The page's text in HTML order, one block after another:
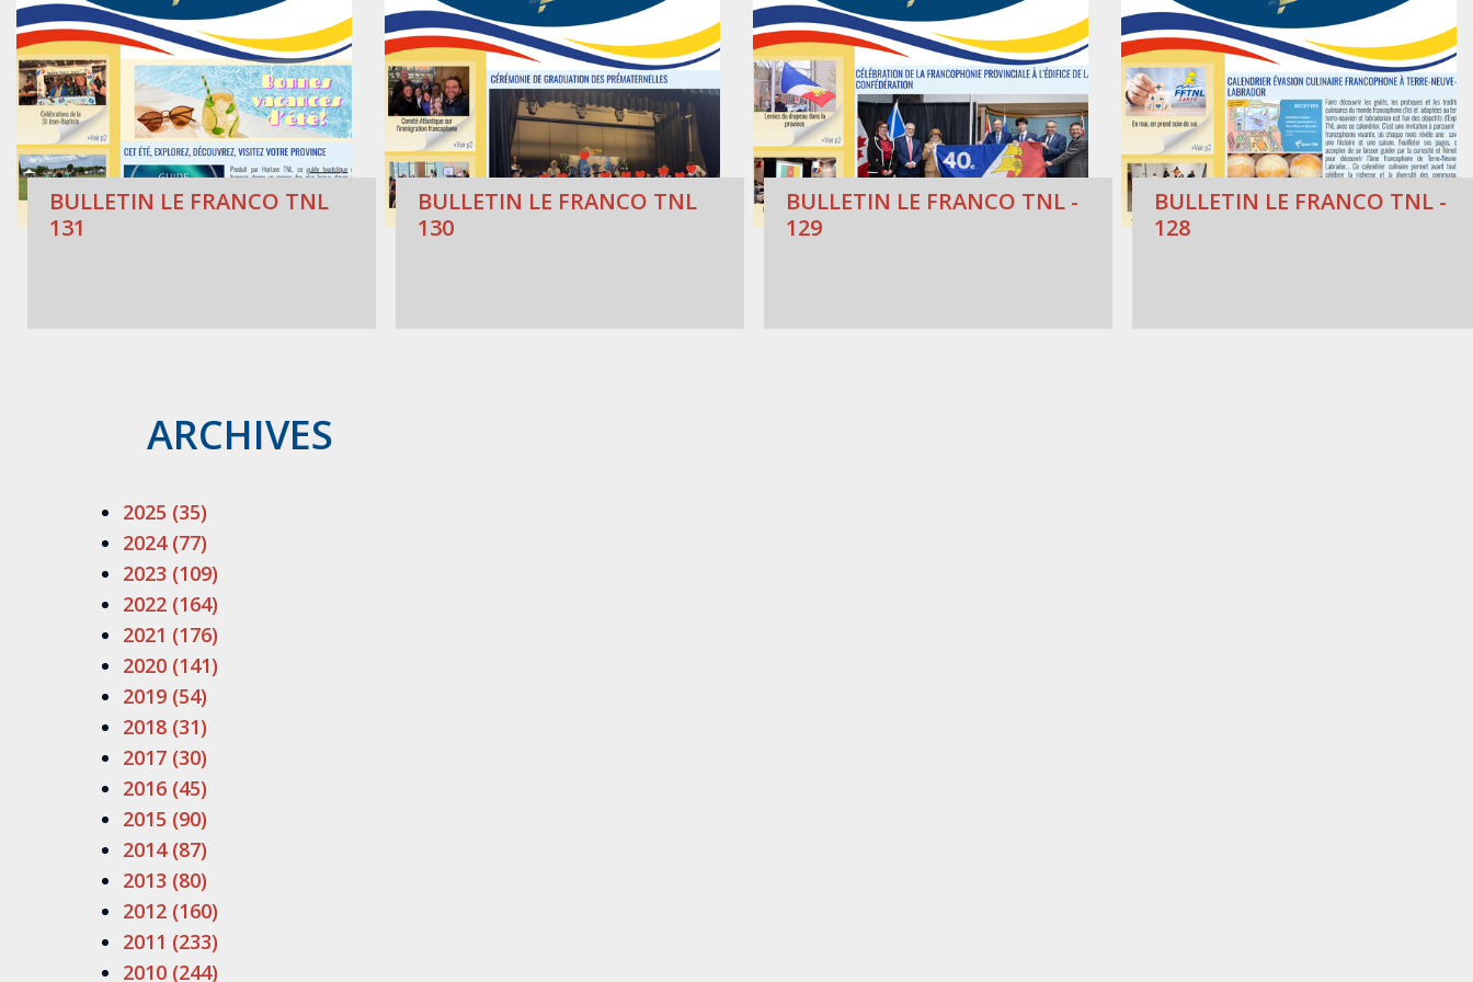
BULLETIN LE FRANCO TNL
131
BULLETIN LE FRANCO TNL
130
BULLETIN LE FRANCO TNL -
129
BULLETIN LE FRANCO TNL -
128
ARCHIVES
2025 (35)
2024 (77)
2023 (109)
2022 (164)
2021 (176)
2020 (141)
2019 (54)
2018 (31)
2017 (30)
2016 (45)
2015 (90)
2014 (87)
2013 (80)
2012 (160)
2011 (233)
2010 (244)